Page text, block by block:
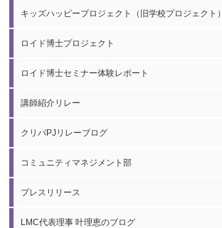
キッズハッピープロジェクト（旧学校プロジェクト）
ロイド博士プロジェクト
ロイド博士セミナー体験レポート
講師紹介リレー
クリパPJリレーブログ
コミュニティマネジメント部
プレスリリース
LMC代表理事 叶理恵のブログ